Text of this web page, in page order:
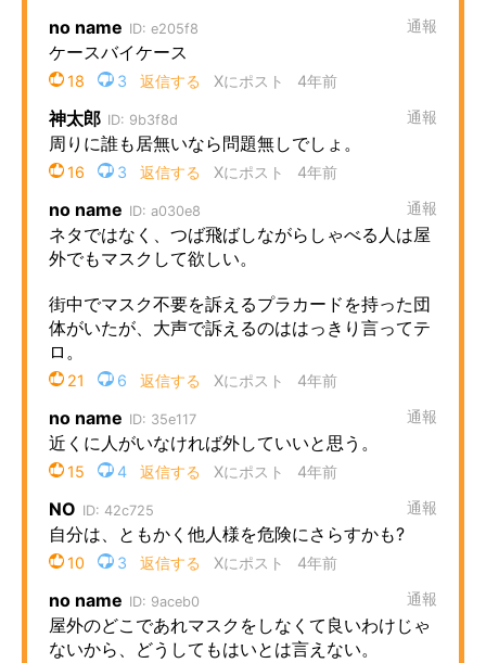
経営リーダーのコミュニティ
マーケ×ITの今がよく分かる
ITエンジニア向け専門サイト
企業向けIT製品の総合サイト
IT製品の技術・比較・事例
製造業のIT導入・活用を支援
モノづくり技術者専門サイト
エレクトロニクス専門サイト
エネルギーの専門メディア
ちょっと気になるネットの話題